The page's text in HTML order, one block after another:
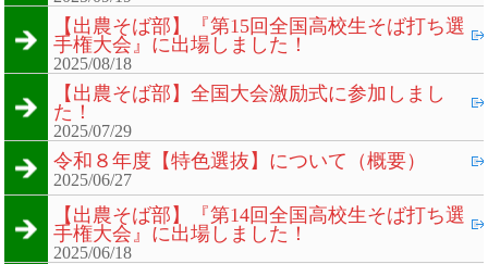
【出農そば部】『第15回全国高校生そば打ち選
手権大会』に出場しました！
2025/08/18
【出農そば部】全国大会激励式に参加しまし
た！
2025/07/29
令和８年度【特色選抜】について（概要）
2025/06/27
【出農そば部】『第14回全国高校生そば打ち選
手権大会』に出場しました！
2025/06/18